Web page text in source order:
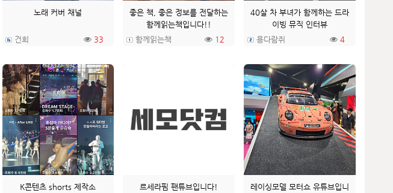
노래 커버 채널
건희 33
좋은 책, 좋은 정보를 전달하는
함께읽는책입니다!!
함께읽는책
12
40살 차 부녀가 함께하는 드라
이빙 뮤직 인터뷰
용다람쥐
4
K콘텐츠 shorts 제작소 르세라핌 팬튜브입니다!
레이싱모델 모터쇼 유튜브입니